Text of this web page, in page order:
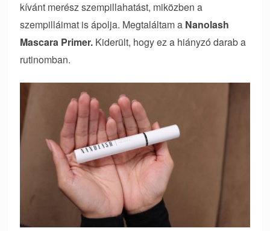
kívánt merész szempillahatást, miközben a
szempilláimat is ápolja. Megtaláltam a Nanolash
Mascara Primer. Kiderült, hogy ez a hiányzó darab a
rutinomban.